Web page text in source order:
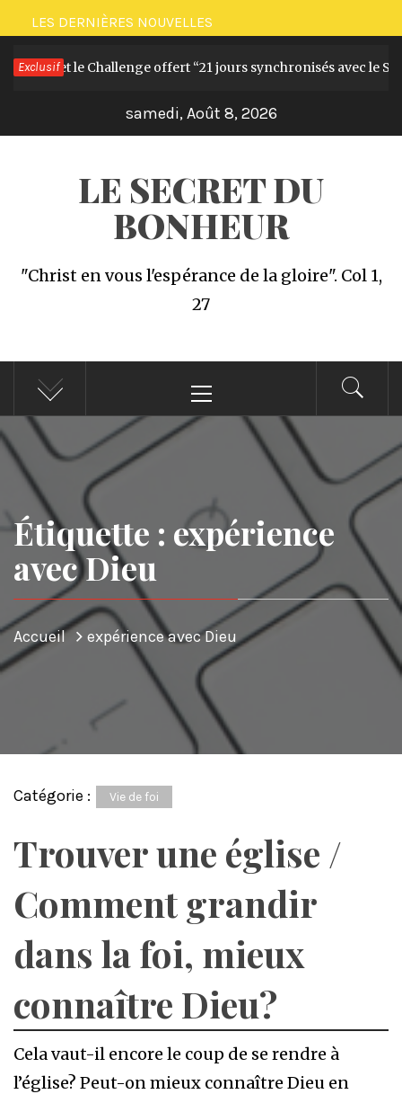
Passer
au
contenu
LES DERNIÈRES NOUVELLES
Exclusif
Le livre et le Challenge offert “21 jours synchronisés avec le
samedi, Août 8, 2026
LE SECRET DU
BONHEUR
"Christ en vous l'espérance de la gloire". Col 1,
27
principal
Étiquette : expérience
avec Dieu
Accueil expérience avec Dieu
Catégorie : Vie de foi
Trouver une église /
Comment grandir
dans la foi, mieux
connaître Dieu?
Cela vaut-il encore le coup de se rendre à
l’église? Peut-on mieux connaître Dieu en